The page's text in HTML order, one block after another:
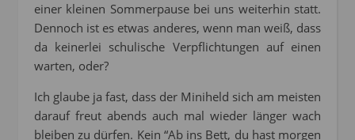
einer kleinen Sommerpause bei uns weiterhin statt.
Dennoch ist es etwas anderes, wenn man weiß, dass
da keinerlei schulische Verpflichtungen auf einen
warten, oder?
Ich glaube ja fast, dass der Miniheld sich am meisten
darauf freut abends auch mal wieder länger wach
bleiben zu dürfen. Kein “Ab ins Bett, du hast morgen